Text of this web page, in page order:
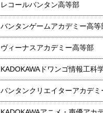
レコールバンタン高等部
バンタンゲームアカデミー高等
ヴィーナスアカデミー高等部
KADOKAWAドワンゴ情報工科
バンタンクリエイターアカデミ